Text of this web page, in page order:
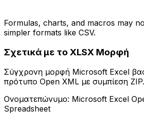
Formulas, charts, and macros may
simpler formats like CSV.
Σχετικά με το XLSX Μορφή
Σύγχρονη μορφή Microsoft Excel
πρότυπο Open XML με συμπίεση ZIP.
Ονοματεπώνυμο: Microsoft Excel
Spreadsheet